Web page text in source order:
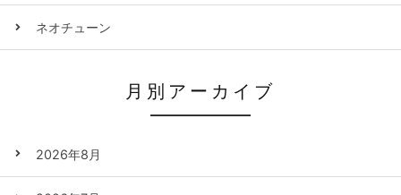
ネオチューン
月別アーカイブ
2026年8月